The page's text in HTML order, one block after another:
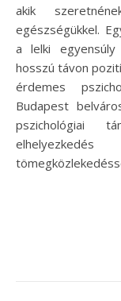
akik
egészségükkel.
a lelki
hosszú távon
érdemes
Budapest
pszichológiai